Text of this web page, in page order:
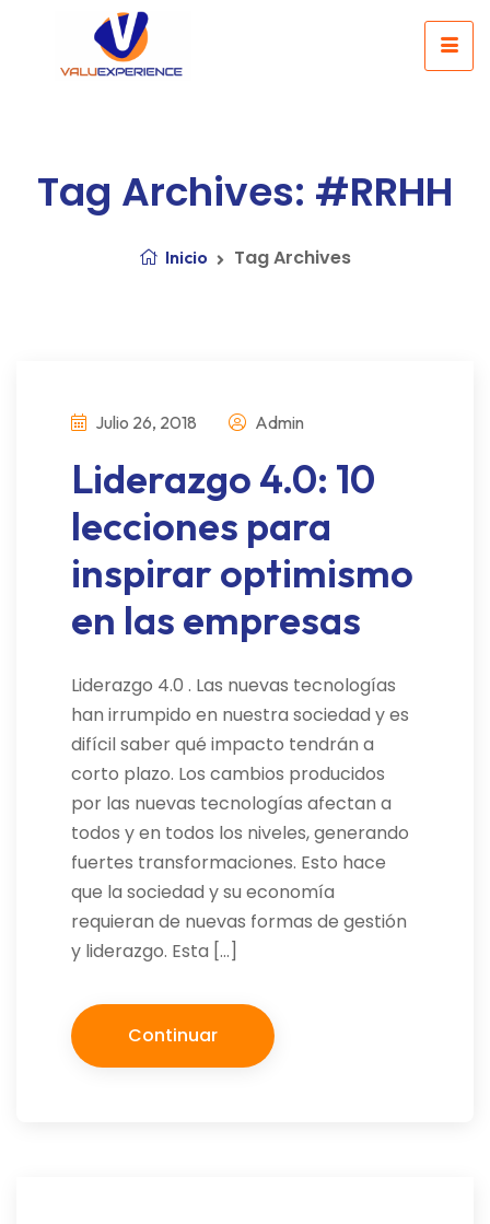
Tag Archives: #RRHH
Inicio Tag Archives
Julio 26, 2018 Admin
Liderazgo 4.0: 10
lecciones para
inspirar optimismo
en las empresas
Liderazgo 4.0 . Las nuevas tecnologías
han irrumpido en nuestra sociedad y es
difícil saber qué impacto tendrán a
corto plazo. Los cambios producidos
por las nuevas tecnologías afectan a
todos y en todos los niveles, generando
fuertes transformaciones. Esto hace
que la sociedad y su economía
requieran de nuevas formas de gestión
y liderazgo. Esta […]
Continuar